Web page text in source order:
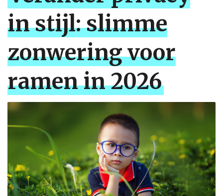
in stijl: slimme
zonwering voor
ramen in 2026